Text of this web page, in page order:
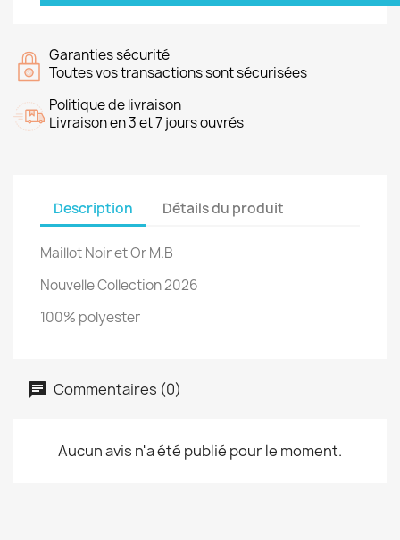
Garanties sécurité
Toutes vos transactions sont sécurisées
Politique de livraison
Livraison en 3 et 7 jours ouvrés
Description Détails du produit
Maillot Noir et Or M.B
Nouvelle Collection 2026
100% polyester
Commentaires (0)
Aucun avis n'a été publié pour le moment.